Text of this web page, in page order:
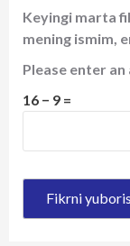
Keyingi marta
mening ismim,
Please enter
16 − 9 =